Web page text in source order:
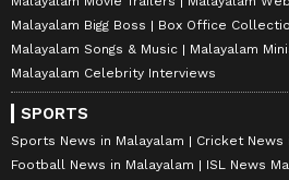
Malayalam Bigg Boss
Box Office
Malayalam Songs & Music
Malayalam
Malayalam Celebrity Interviews
SPORTS
Sports News in Malayalam
Cricket News
Football News in Malayalam
ISL News